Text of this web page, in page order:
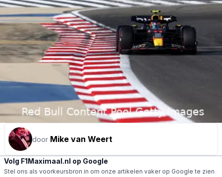
door Mike van Weert
Volg F1Maximaal.nl op Google
Stel ons als voorkeursbron in om onze artikelen vaker op Google te zien